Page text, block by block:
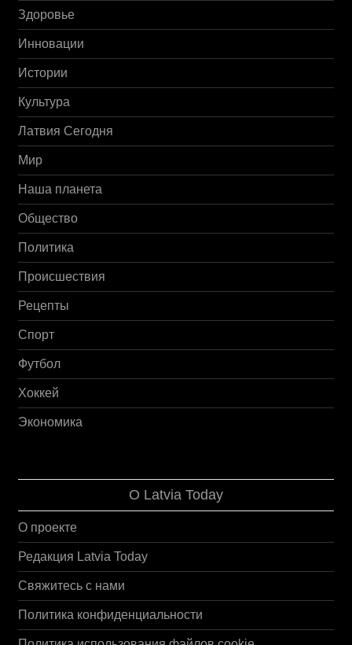
Здоровье
Инновации
Истории
Культура
Латвия Сегодня
Мир
Наша планета
Общество
Политика
Происшествия
Рецепты
Спорт
Футбол
Хоккей
Экономика
О Latvia Today
О проекте
Редакция Latvia Today
Свяжитесь с нами
Политика конфиденциальности